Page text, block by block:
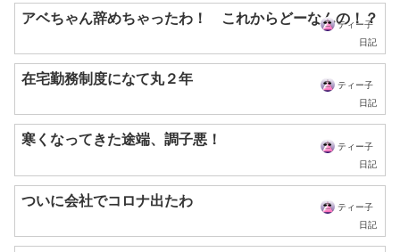
アベちゃん辞めちゃったわ！ これからどーなんの！？
ティー子
日記
在宅勤務制度になて丸２年
ティー子
日記
寒くなってきた途端、調子悪！
ティー子
日記
ついに会社でコロナ出たわ
ティー子
日記